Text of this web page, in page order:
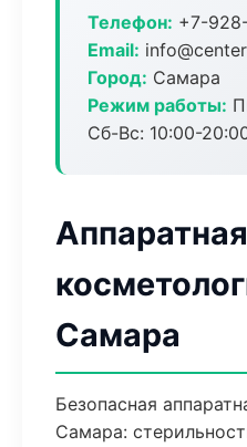
Телефон: +7-
Email:
Город: Самара
Режим работы:
Сб-Вс: 10:00-
Аппаратная
Самара
Безопасная
Самара: